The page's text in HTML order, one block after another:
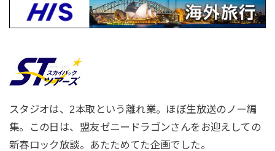
スタジオは、2本取という離れ業。ほぼ生放送のノー編
集。この日は、盟友ゼニードラゴンさんをお迎えしての
新春ロック放談。あたためてた企画でした。